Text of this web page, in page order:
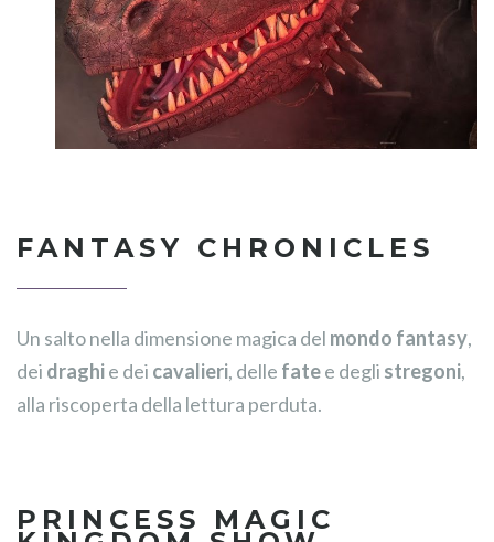
FANTASY CHRONICLES
Un salto nella dimensione magica del mondo fantasy,
dei draghie dei cavalieri, delle fatee degli stregoni,
alla riscoperta della lettura perduta.
PRINCESS MAGIC